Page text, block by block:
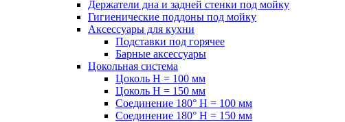
Держатели дна и задней стенки под мойку
Гигиенические поддоны под мойку
Аксессуары для кухни
Подставки под горячее
Барные аксессуары
Цокольная система
Цоколь H = 100 мм
Цоколь H = 150 мм
Соединение 180° H = 100 мм
Соединение 180° H = 150 мм